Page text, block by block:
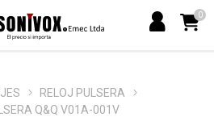
0
RELOJ PULSERA
Q&Q V01A-001V